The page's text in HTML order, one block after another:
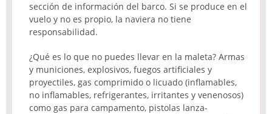
sección de información del barco. Si se produce en el
vuelo y no es propio, la naviera no tiene
responsabilidad.
¿Qué es lo que no puedes llevar en la maleta? Armas
y municiones, explosivos, fuegos artificiales y
proyectiles, gas comprimido o licuado (inflamables,
no inflamables, refrigerantes, irritantes y venenosos)
como gas para campamento, pistolas lanza-